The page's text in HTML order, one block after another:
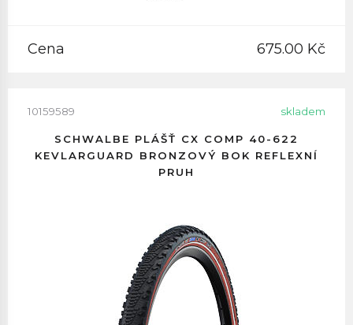
Cena 675.00 Kč
10159589 skladem
SCHWALBE PLÁŠŤ CX COMP 40-622
KEVLARGUARD BRONZOVÝ BOK REFLEXNÍ
PRUH